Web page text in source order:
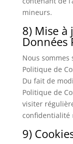
mineurs.
8) Mise
Données
Nous
Politique de
Du fait de
Politique de
visiter
confidentialité
9)